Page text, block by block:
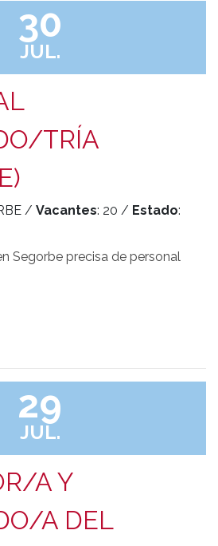
30
JUL.
TRÍA
/ Vacantes: 20 / Estado:
Segorbe precisa de personal
29
JUL.
A Y
A DEL